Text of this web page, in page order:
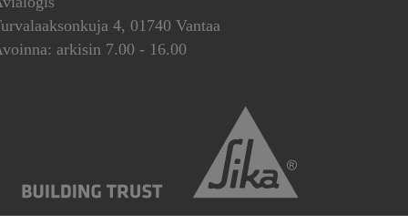
4, 01740 Vantaa
arkisin 7.00 - 16.00